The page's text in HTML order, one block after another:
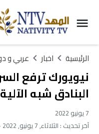
الرئيسية اخبار عربي و
نيويورك ترفع
البنادق شبه الآلية
7 يونيو 2022
آخر تحديث : الثلاثاء, 7 يونيو, 2022 - 12:16 مساءً